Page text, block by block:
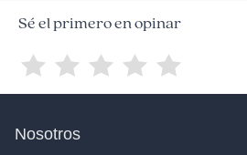
Sé el primero en opinar
Nosotros